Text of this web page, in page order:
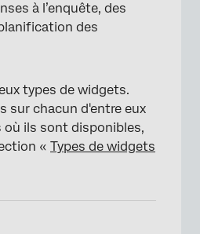
à l’enquête, des
des
types de widgets.
sur chacun d'entre eux
où ils sont disponibles,
« Types de widgets